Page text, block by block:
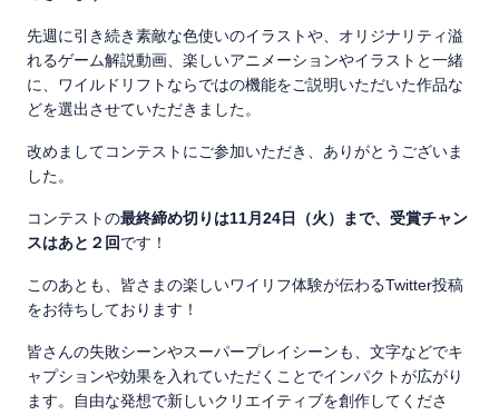
先週に引き続き素敵な色使いのイラストや、オリジナリティ溢
れるゲーム解説動画、楽しいアニメーションやイラストと一緒
に、ワイルドリフトならではの機能をご説明いただいた作品な
どを選出させていただきました。
改めましてコンテストにご参加いただき、ありがとうございま
した。
コンテストの最終締め切りは11月24日（火）まで、受賞チャン
スはあと２回です！
このあとも、皆さまの楽しいワイリフ体験が伝わるTwitter投稿
をお待ちしております！
皆さんの失敗シーンやスーパープレイシーンも、文字などでキ
ャプションや効果を入れていただくことでインパクトが広がり
ます。自由な発想で新しいクリエイティブを創作してくださ